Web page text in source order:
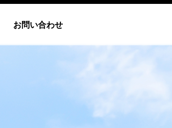
お問い合わせ